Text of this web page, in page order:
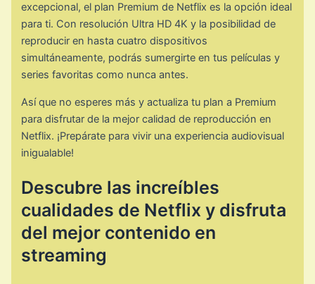
excepcional, el plan Premium de Netflix es la opción ideal
para ti. Con resolución Ultra HD 4K y la posibilidad de
reproducir en hasta cuatro dispositivos
simultáneamente, podrás sumergirte en tus películas y
series favoritas como nunca antes.
Así que no esperes más y actualiza tu plan a Premium
para disfrutar de la mejor calidad de reproducción en
Netflix. ¡Prepárate para vivir una experiencia audiovisual
inigualable!
Descubre las increíbles
cualidades de Netflix y disfruta
del mejor contenido en
streaming